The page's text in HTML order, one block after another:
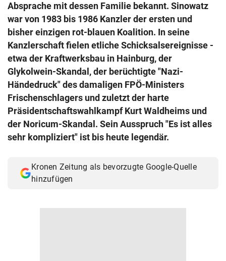
© Krone Multimedia GmbH & Co KG 2026
Muthgasse 2, 1190 Wien
Absprache mit dessen Familie bekannt. Sinowatz
war von 1983 bis 1986 Kanzler der ersten und
bisher einzigen rot-blauen Koalition. In seine
Kanzlerschaft fielen etliche Schicksalsereignisse -
etwa der Kraftwerksbau in Hainburg, der
Glykolwein-Skandal, der berüchtigte "Nazi-
Händedruck" des damaligen FPÖ-Ministers
Frischenschlagers und zuletzt der harte
Präsidentschaftswahlkampf Kurt Waldheims und
der Noricum-Skandal. Sein Ausspruch "Es ist alles
sehr kompliziert" ist bis heute legendär.
Kronen Zeitung als bevorzugte Google-Quelle
hinzufügen